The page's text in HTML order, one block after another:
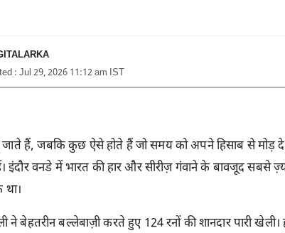
: Jul 29, 2026 11:12 am IST
हैं, जबकि कुछ ऐसे होते हैं जो समय को अपने हिसाब से मोड़ देते
वनडे में भारत की हार और सीरीज़ गंवाने के बावजूद सबसे
था।
बल्लेबाज़ी करते हुए 124 रनों की शानदार पारी खेली।